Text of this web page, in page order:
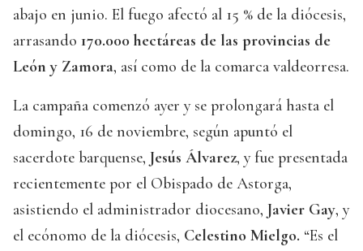
abajo en junio. El fuego afectó al 15 % de la diócesis,
arrasando 170.000 hectáreas de las provincias de
León y Zamora, así como de la comarca valdeorresa.
La campaña comenzó ayer y se prolongará hasta el
domingo, 16 de noviembre, según apuntó el
sacerdote barquense, Jesús Álvarez, y fue presentada
recientemente por el Obispado de Astorga,
asistiendo el administrador diocesano, Javier Gay, y
el ecónomo de la diócesis, Celestino Mielgo. “Es el